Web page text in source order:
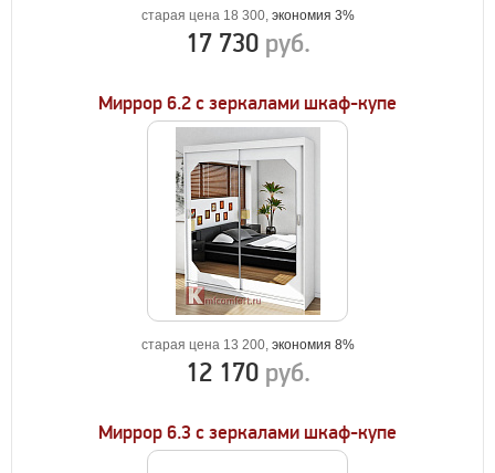
старая цена 18 300, экономия 3%
17 730 руб.
Миррор 6.2 с зеркалами шкаф-купе
старая цена 13 200, экономия 8%
12 170 руб.
Миррор 6.3 с зеркалами шкаф-купе